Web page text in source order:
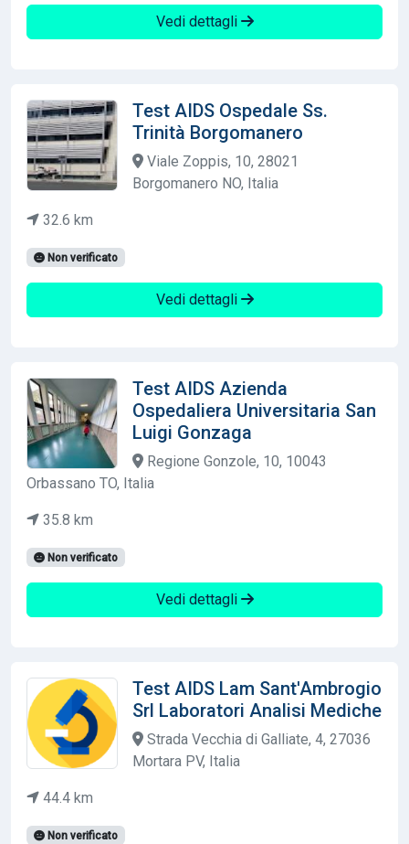
Vedi dettagli
Test AIDS Ospedale Ss.
Trinità Borgomanero
Viale Zoppis, 10, 28021
Borgomanero NO, Italia
32.6 km
Non verificato
Vedi dettagli
Test AIDS Azienda
Ospedaliera Universitaria San
Luigi Gonzaga
Regione Gonzole, 10, 10043
Orbassano TO, Italia
35.8 km
Non verificato
Vedi dettagli
Test AIDS Lam Sant'Ambrogio
Srl Laboratori Analisi Mediche
Strada Vecchia di Galliate, 4, 27036
Mortara PV, Italia
44.4 km
Non verificato